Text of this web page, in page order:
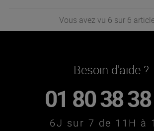
Vous avez vu 6 sur 6
Besoin d'aide ?
01 80 38
6J sur 7 de 11H à